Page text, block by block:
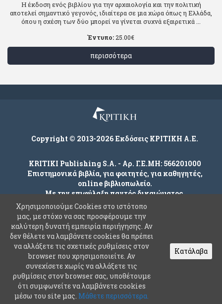
Η έκδοση ενός βιβλίου για την αρχαιολογία και την πολιτική
αποτελεί σημαντικό γεγονός, ιδιαίτερα σε μια χώρα όπως η Ελλάδα,
όπου η σχέση των δύο μπορεί να γίνεται συχνά εξαιρετικά ...
Έντυπο:25.00€
περισσότερα
Copyright © 2013-2026 Εκδόσεις ΚΡΙΤΙΚΗ Α.Ε.
KRITIKI Publishing S.A. - Αρ. Γ.Ε.ΜΗ: 566201000
Επιστημονικά βιβλία, για φοιτητές, για καθηγητές,
online βιβλιοπωλείο.
Με την επιφύλαξη παντός δικαιώματος.
Company
Όροι χρήσης
Πολιτική Ασφαλείας Προσωπικών Δεδομένων
Συχνές Ερωτήσεις
Επικοινωνία
Χρησιμοποιούμε Cookies στο ιστότοπο
μας, με στόχο να σας προσφέρουμε την
καλύτερη δυνατή εμπειρία περιήγησης. Αν
δεν θέλετε να λαμβάνετε cookies θα πρέπει
να αλλάξετε τις σχετικές ρυθμίσεις στον
browser που χρησιμοποιείτε. Αν
συνεχίσετε χωρίς να αλλάξετε τις
ρυθμίσεις στον browser σας, υποθέτουμε
ότι συμφωνείτε να λαμβάνετε cookies
μέσω του site μας. Μάθετε περισσότερα.
Κατάλαβα